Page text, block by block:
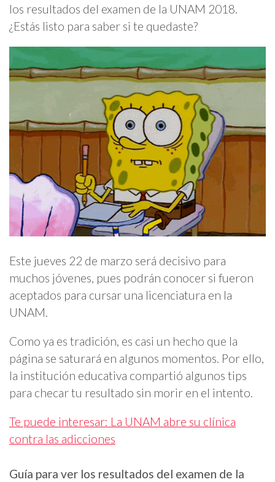
los resultados del examen de la UNAM 2018.
¿Estás listo para saber si te quedaste?
Este jueves 22 de marzo será decisivo para
muchos jóvenes, pues podrán conocer si fueron
aceptados para cursar una licenciatura en la
UNAM.
Como ya es tradición, es casi un hecho que la
página se saturará en algunos momentos. Por ello,
la institución educativa compartió algunos tips
para checar tu resultado sin morir en el intento.
Te puede interesar: La UNAM abre su clínica
contra las adicciones
Guía para ver los resultados del examen de la